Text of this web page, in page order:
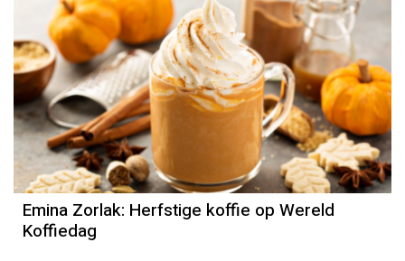
Emina Zorlak: Herfstige koffie op Wereld
Koffiedag